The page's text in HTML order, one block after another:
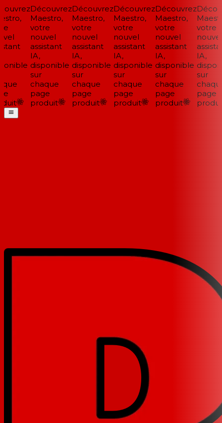
Découvrez
Maestro,
votre
nouvel
assistant
IA,
disponible
sur
chaque
page
produit
Découvrez
Maestro,
votre
nouvel
assistant
IA,
disponible
sur
chaque
page
produit
Découvrez
Maestro,
votre
nouvel
assistant
IA,
disponible
sur
chaque
page
produit
Découvrez
Maestro,
votre
nouvel
assistant
IA,
disponible
sur
chaque
page
produit
votre
nouvel
IA,
sur
chaque
page
produit